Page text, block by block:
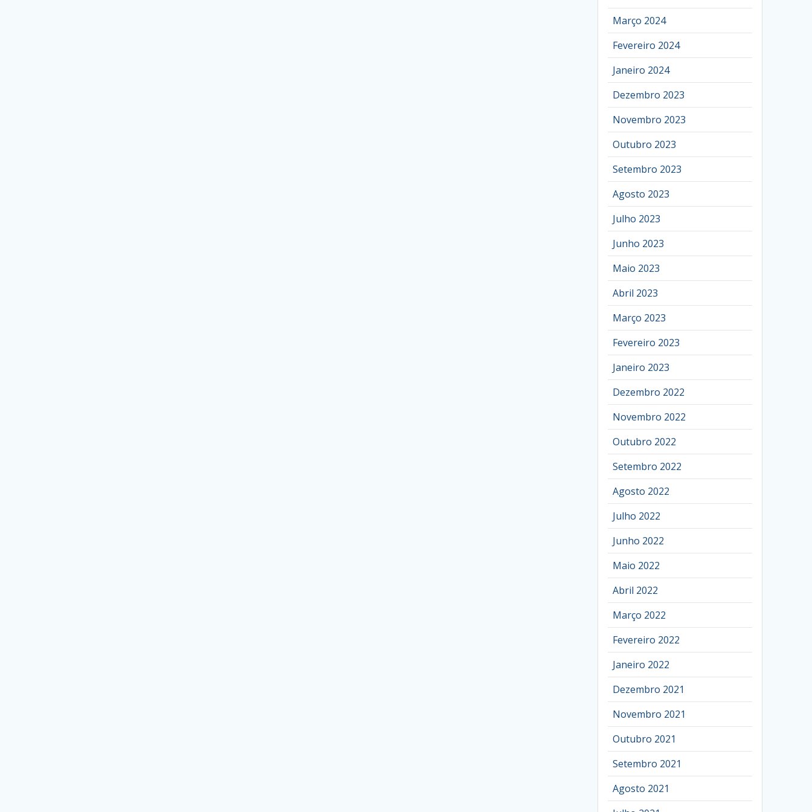
Março 2024
Fevereiro 2024
Janeiro 2024
Dezembro 2023
Novembro 2023
Outubro 2023
Setembro 2023
Agosto 2023
Julho 2023
Junho 2023
Maio 2023
Abril 2023
Março 2023
Fevereiro 2023
Janeiro 2023
Dezembro 2022
Novembro 2022
Outubro 2022
Setembro 2022
Agosto 2022
Julho 2022
Junho 2022
Maio 2022
Abril 2022
Março 2022
Fevereiro 2022
Janeiro 2022
Dezembro 2021
Novembro 2021
Outubro 2021
Setembro 2021
Agosto 2021